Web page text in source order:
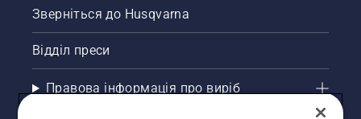
Зверніться до Husqvarna
Відділ преси
Правова інформація про виріб